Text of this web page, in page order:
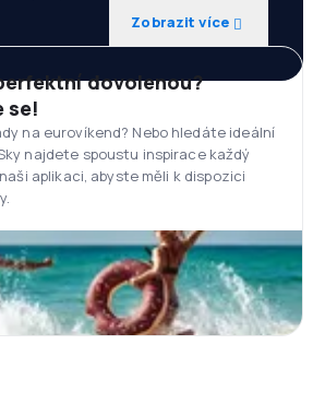
Zobrazit více
dovolenou?
se!
na eurovíkend? Nebo hledáte ideální
najdete spoustu inspirace každý
aplikaci, abyste měli k dispozici